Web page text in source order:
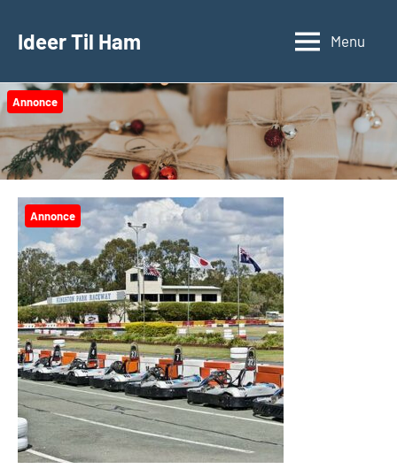
Ideer Til Ham Menu
Annonce
Annonce